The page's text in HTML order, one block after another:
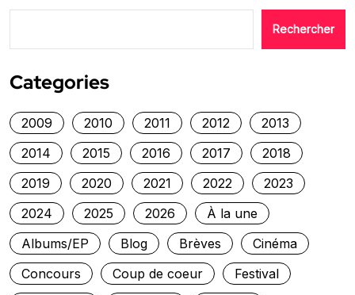
Rechercher
Categories
2009 2010 2011 2012
2013
2014
2015 2016 2017
2018
2019
2020 2021 2022
2023
2024
2025 2026
À la une
Albums/EP
Blog Brèves
Cinéma
Concours
Coup de coeur
Festival